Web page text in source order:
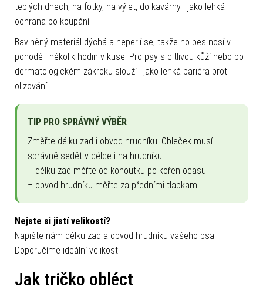
teplých dnech, na fotky, na výlet, do kavárny i jako lehká
ochrana po koupání.
Bavlněný materiál dýchá a neperlí se, takže ho pes nosí v
pohodě i několik hodin v kuse. Pro psy s citlivou kůží nebo po
dermatologickém zákroku slouží i jako lehká bariéra proti
olizování.
TIP PRO SPRÁVNÝ VÝBĚR
Změřte délku zad i obvod hrudníku. Obleček musí
správně sedět v délce i na hrudníku.
– délku zad měřte od kohoutku po kořen ocasu
– obvod hrudníku měřte za předními tlapkami
Nejste si jistí velikostí?
Napište nám délku zad a obvod hrudníku vašeho psa.
Doporučíme ideální velikost.
Jak tričko obléct